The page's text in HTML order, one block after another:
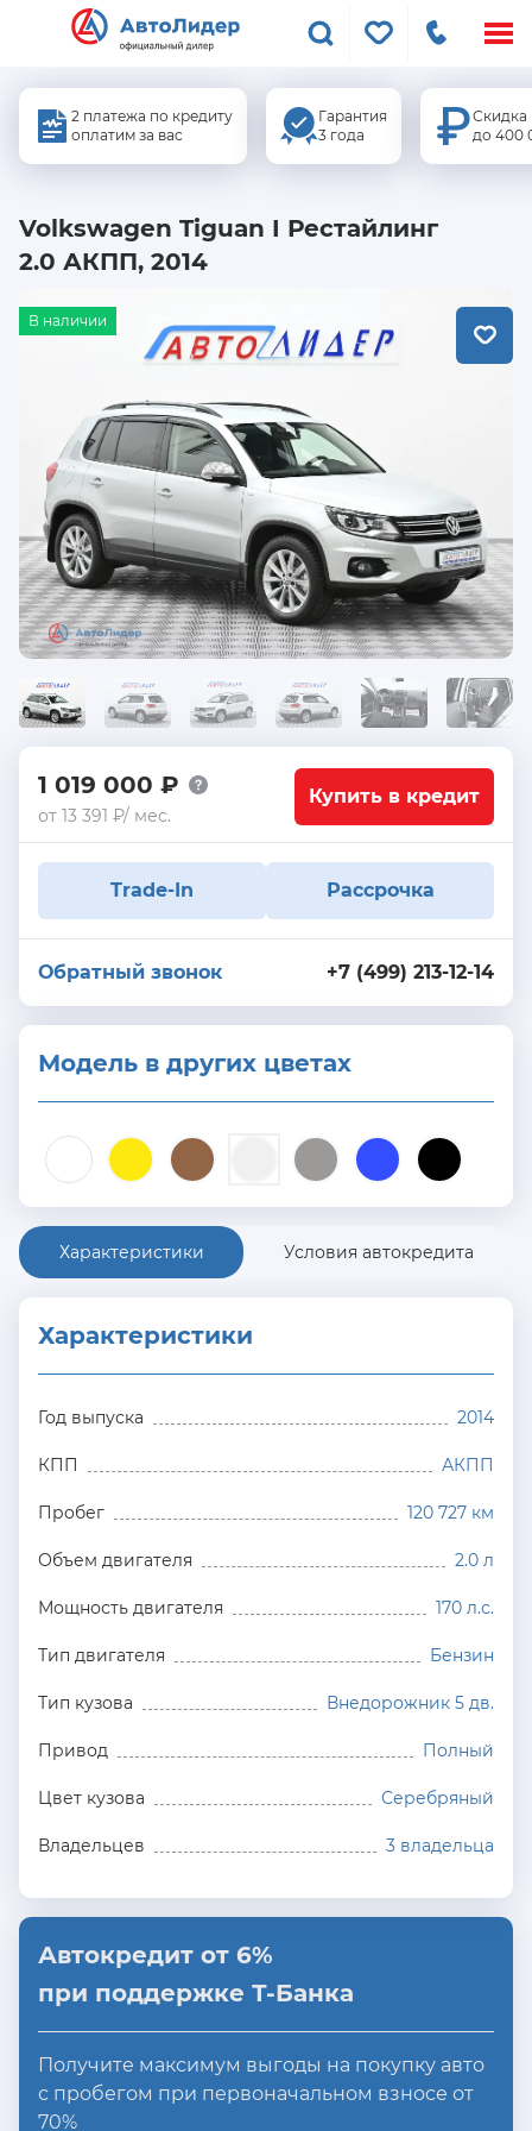
2 платежа по кредиту
оплатим за вас
Гарантия
3 года
Скидка
до 400
Volkswagen Tiguan I Рестайлинг
2.0 АКПП, 2014
В наличии
1 019 000 ₽
от 13 391 ₽/ мес.
Купить в кредит
Trade-In Рассрочка
+7 (499) 213-12-14
Обратный звонок
Модель в других цветах
Характеристики Условия автокредита
Характеристики
Год выпуска 2014
КПП АКПП
Пробег 120 727 км
Объем двигателя 2.0 л
Мощность двигателя 170 л.с.
Тип двигателя Бензин
Тип кузова Внедорожник 5 дв.
Привод Полный
Цвет кузова Серебряный
Владельцев 3 владельца
Автокредит от 6%
при поддержке Т-Банка
Получите максимум выгоды на покупку авто
с пробегом при первоначальном взносе от
70%